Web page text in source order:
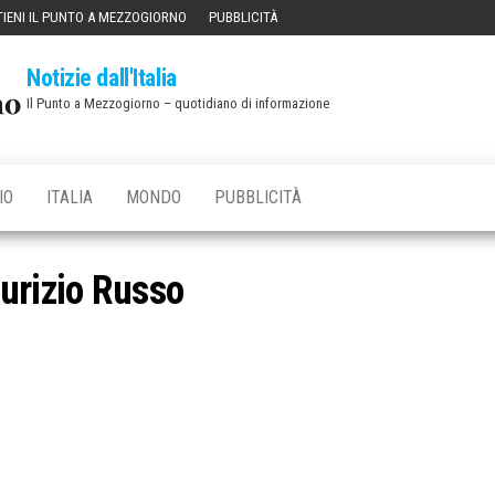
IL PUNTO A MEZZOGIORNO PUBBLICITÀ
Notizie dall'Italia
Il Punto a Mezzogiorno – quotidiano di informazione
ITALIA MONDO PUBBLICITÀ
Russo